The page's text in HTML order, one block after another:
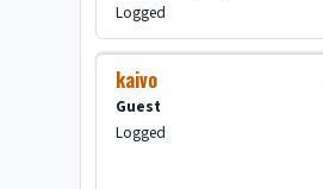
Logged
kaivo
Guest
Logged